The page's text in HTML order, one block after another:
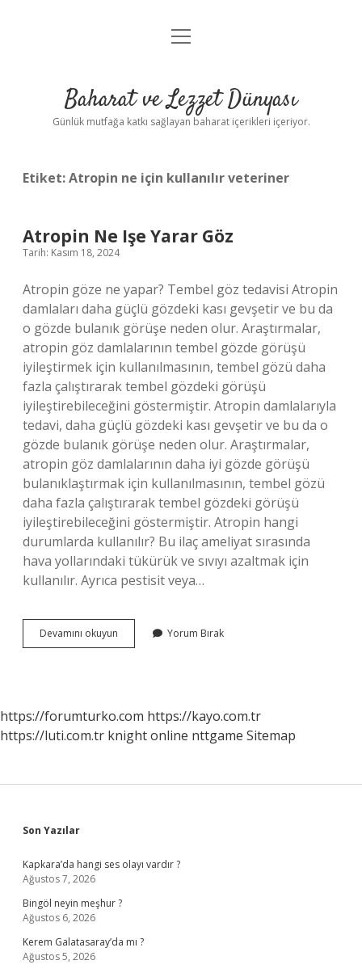
Anasayfa
Yasal Uyarı
menüyü
Baharat ve Lezzet Dünyası
Günlük mutfağa katkı sağlayan baharat içerikleri içeriyor.
Etiket:Atropin ne için kullanılır veteriner
Atropin Ne Işe Yarar Göz
Tarih: Kasım 18, 2024
Atropin göze ne yapar? Tembel göz tedavisi Atropin
damlaları daha güçlü gözdeki kası gevşetir ve bu da
o gözde bulanık görüşe neden olur. Araştırmalar,
atropin göz damlalarının tembel gözde görüşü
iyileştirmek için kullanılmasının, tembel gözü daha
fazla çalıştırarak tembel gözdeki görüşü
iyileştirebileceğini göstermiştir. Atropin damlalarıyla
tedavi, daha güçlü gözdeki kası gevşetir ve bu da o
gözde bulanık görüşe neden olur. Araştırmalar,
atropin göz damlalarının daha iyi gözde görüşü
bulanıklaştırmak için kullanılmasının, tembel gözü
daha fazla çalıştırarak tembel gözdeki görüşü
iyileştirebileceğini göstermiştir. Atropin hangi
durumlarda kullanılır? Bu ilaç ameliyat sırasında
hava yollarındaki tükürük ve sıvıyı azaltmak için
kullanılır. Ayrıca pestisit veya…
Devamını okuyun
Ne
Yorum Bırak
https://forumturko.com https://kayo.com.tr
https://luti.com.tr knight online nttgame Sitemap
Sidebar
Son Yazılar
Kapkara’da hangi ses olayı vardır ?
Ağustos 7, 2026
Bingöl neyin meşhur ?
Ağustos 6, 2026
Kerem Galatasaray’da mı ?
Ağustos 5, 2026